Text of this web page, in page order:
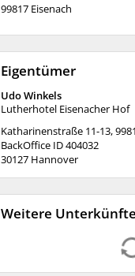
99817 Eisenach
Eigentümer
Udo Winkels
Lutherhotel Eisenacher Hof
Katharinenstraße 11-13,
BackOffice ID 404032
30127 Hannover
Weitere